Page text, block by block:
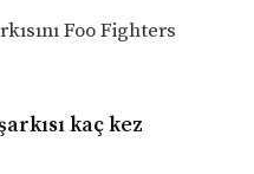
Foo Fighters
kaç kez